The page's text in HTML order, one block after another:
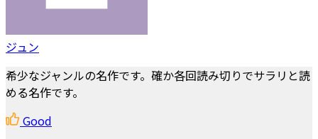
ジュン
希少なジャンルの名作です。確か各回読み切りでサラリと読
める名作です。
Good